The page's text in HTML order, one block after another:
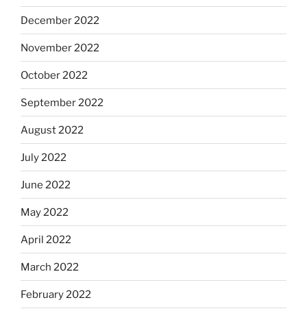
December 2022
November 2022
October 2022
September 2022
August 2022
July 2022
June 2022
May 2022
April 2022
March 2022
February 2022